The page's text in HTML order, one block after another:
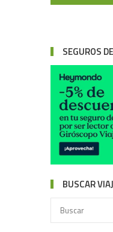
SEGUROS
BUSCAR